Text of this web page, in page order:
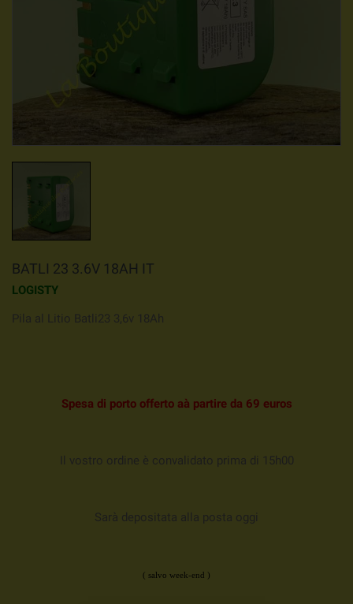
BATLI 23 3.6V 18AH IT
LOGISTY
Pila al Litio Batli23 3,6v 18Ah
Spesa di porto offerto aà partire da 69 euros
Il vostro ordine è convalidato prima di 15h00
Sarà depositata alla posta oggi
( salvo week-end )